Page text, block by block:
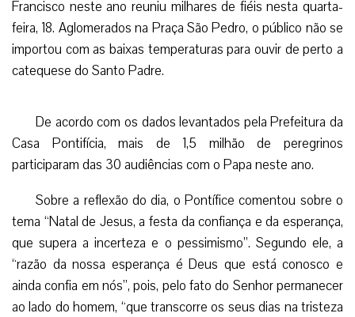
Francisco neste ano reuniu milhares de fiéis nesta quarta-
feira, 18. Aglomerados na Praça São Pedro, o público não se
importou com as baixas temperaturas para ouvir de perto a
catequese do Santo Padre.
De acordo com os dados levantados pela Prefeitura da
Casa Pontifícia, mais de 1,5 milhão de peregrinos
participaram das 30 audiências com o Papa neste ano.
Sobre a reflexão do dia, o Pontífice comentou sobre o
tema “Natal de Jesus, a festa da confiança e da esperança,
que supera a incerteza e o pessimismo”. Segundo ele, a
“razão da nossa esperança é Deus que está conosco e
ainda confia em nós”, pois, pelo fato do Senhor permanecer
ao lado do homem, “que transcorre os seus dias na tristeza